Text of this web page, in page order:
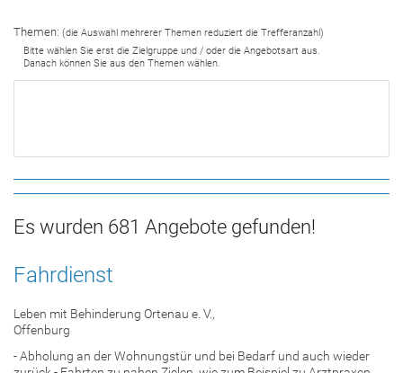
Themen: (die Auswahl mehrerer Themen reduziert die Trefferanzahl)
Bitte wählen Sie erst die Zielgruppe und / oder die Angebotsart aus.
Danach können Sie aus den Themen wählen.
Es wurden 681 Angebote gefunden!
Fahrdienst
Leben mit Behinderung Ortenau e. V.,
Offenburg
- Abholung an der Wohnungstür und bei Bedarf und auch wieder